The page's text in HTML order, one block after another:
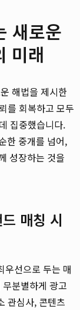
새로운
미래
해법을 제시한
를 회복하고 모두
집중했습니다.
한 중개를 넘어,
성장하는 것을
매칭 시
우선으로 두는 매
분별하게 광고
관심사, 콘텐츠